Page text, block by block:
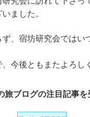
ました。
、宿坊研究会ではい
今後ともまたよろし
旅ブログの注目記事を